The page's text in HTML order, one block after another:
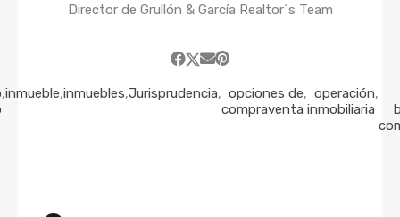
Director de Grullón & García Realtor´s Team
,inmueble,inmuebles,Jurisprudencia, opciones de
compraventa
, operación
inmobiliaria
,